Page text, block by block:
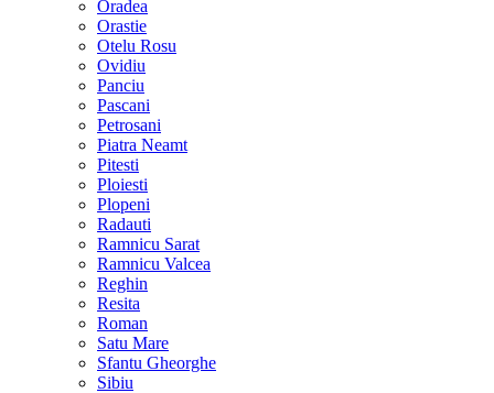
Oradea
Orastie
Otelu Rosu
Ovidiu
Panciu
Pascani
Petrosani
Piatra Neamt
Pitesti
Ploiesti
Plopeni
Radauti
Ramnicu Sarat
Ramnicu Valcea
Reghin
Resita
Roman
Satu Mare
Sfantu Gheorghe
Sibiu